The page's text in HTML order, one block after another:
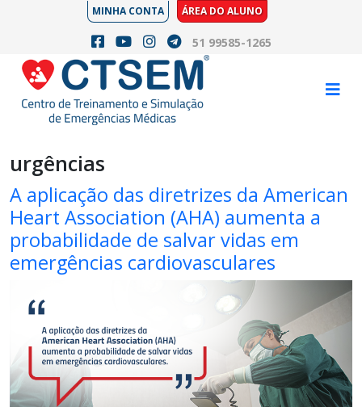
MINHA CONTA ÁREA DO ALUNO
51 99585-1265
urgências
A aplicação das diretrizes da American
Heart Association (AHA) aumenta a
probabilidade de salvar vidas em
emergências cardiovasculares